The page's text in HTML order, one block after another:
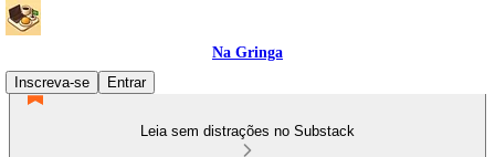
Na Gringa
Inscreva-se
Entrar
Leia sem distrações no Substack